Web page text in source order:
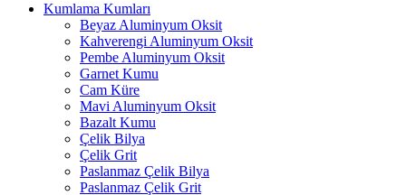
Kumlama Kumları
Beyaz Aluminyum Oksit
Kahverengi Aluminyum Oksit
Pembe Aluminyum Oksit
Garnet Kumu
Cam Küre
Mavi Aluminyum Oksit
Bazalt Kumu
Çelik Bilya
Çelik Grit
Paslanmaz Çelik Bilya
Paslanmaz Çelik Grit